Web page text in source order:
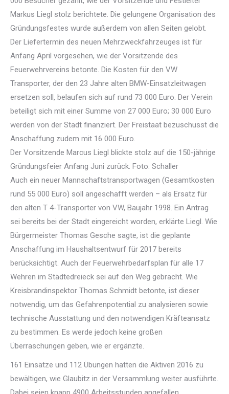
Markus Liegl stolz berichtete. Die gelungene Organisation des
Gründungsfestes wurde außerdem von allen Seiten gelobt.
Der Liefertermin des neuen Mehrzweckfahrzeuges ist für
Anfang April vorgesehen, wie der Vorsitzende des
Feuerwehrvereins betonte. Die Kosten für den VW
Transporter, der den 23 Jahre alten BMW-Einsatzleitwagen
ersetzen soll, belaufen sich auf rund 73 000 Euro. Der Verein
beteiligt sich mit einer Summe von 27 000 Euro; 30 000 Euro
werden von der Stadt finanziert. Der Freistaat bezuschusst die
Anschaffung zudem mit 16 000 Euro.
Der Vorsitzende Marcus Liegl blickte stolz auf die 150-jährige
Gründungsfeier Anfang Juni zurück. Foto: Schaller
Auch ein neuer Mannschaftstransportwagen (Gesamtkosten
rund 55 000 Euro) soll angeschafft werden – als Ersatz für
den alten T 4-Transporter von VW, Baujahr 1998. Ein Antrag
sei bereits bei der Stadt eingereicht worden, erklärte Liegl. Wie
Bürgermeister Thomas Gesche sagte, ist die geplante
Anschaffung im Haushaltsentwurf für 2017 bereits
berücksichtigt. Auch der Feuerwehrbedarfsplan für alle 17
Wehren im Städtedreieck sei auf den Weg gebracht. Wie
Kreisbrandinspektor Thomas Schmidt betonte, ist dieser
notwendig, um das Gefahrenpotential zu analysieren sowie
technische Ausstattung und den notwendigen Kräfteansatz
zu bestimmen. Es werde jedoch keine großen
Überraschungen geben, wie er ergänzte.
161 Einsätze und 112 Übungen hatten die Aktiven 2016 zu
bewältigen, wie Glaubitz in der Versammlung weiter ausführte.